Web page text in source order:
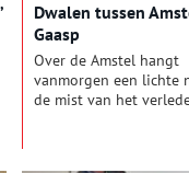
Dwalen tussen
Gaasp
Over de Amstel hangt
vanmorgen een lichte
de mist van het